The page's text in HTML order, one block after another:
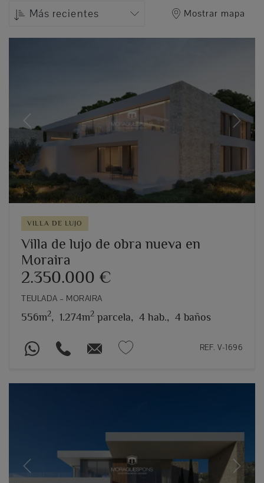
Más recientes Mostrar mapa
Previous Next
VILLA DE LUJO
Villa de lujo de obra nueva en
Moraira
2.350.000 €
TEULADA – MORAIRA
556m2, 1.274m2 parcela, 4 hab., 4 baños
REF. V-1696
Previous Next